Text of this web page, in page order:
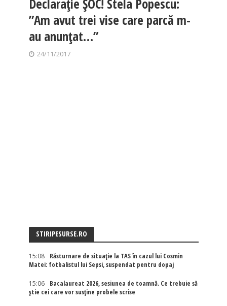
Declarație ȘOC! Stela Popescu:
”Am avut trei vise care parcă m-
au anunţat…”
24/11/2017
STIRIPESURSE.RO
15:08
Răsturnare de situație la TAS în cazul lui Cosmin
Matei: fotbalistul lui Sepsi, suspendat pentru dopaj
15:06
Bacalaureat 2026, sesiunea de toamnă. Ce trebuie să
știe cei care vor susține probele scrise